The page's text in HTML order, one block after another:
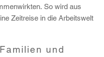
So wird aus
Zeitreise in die Arbeitswelt
und